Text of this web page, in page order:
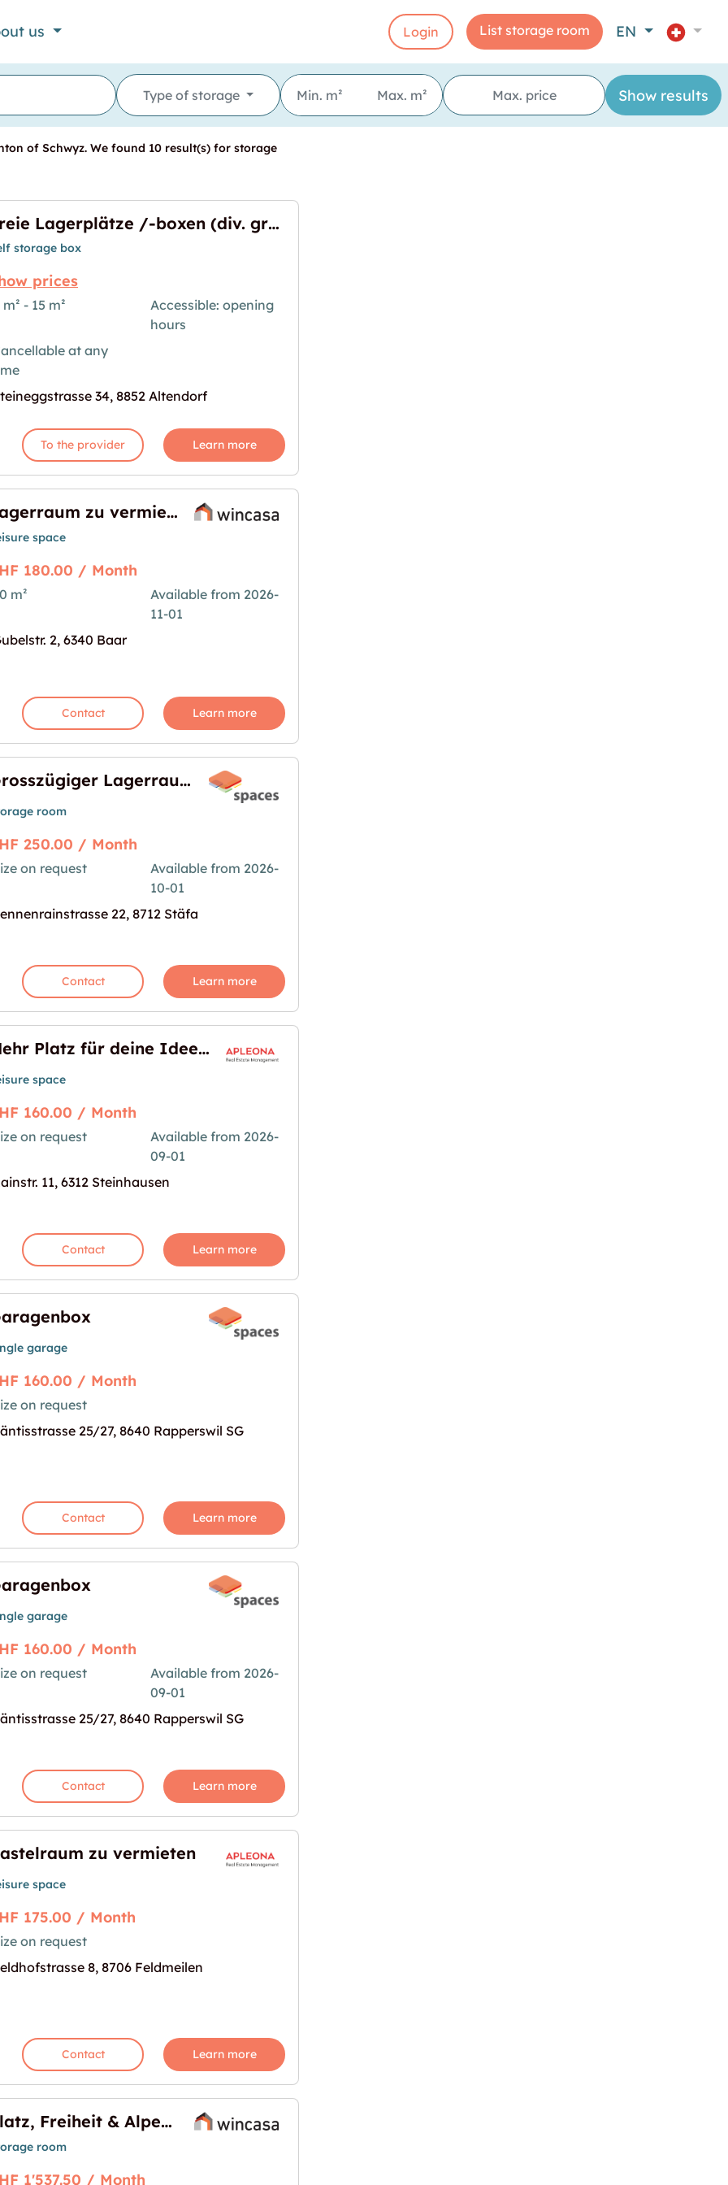
us Login List storage room EN
Type of storage
of Schwyz. We found 10 result(s) for storage
(div. grössen)"
for "Freie Lagerplätze /-boxen (div. grössen)"
Freie Lagerplätze /-boxen (div. grössen)
storage box
prices
- 15 m²
Accessible: opening
hours
at any
34, 8852 Altendorf
To the provider Learn more
for "Lagerraum zu vermieten"
Lagerraum zu vermieten
space
180.00 / Month
m²
Available from 2026-
11-01
2, 6340 Baar
Contact Learn more
- 8712 Stäfa"
for "Grosszügiger Lagerraum - 8712 Stäfa"
Grosszügiger Lagerraum - 8712 Stäfa
room
250.00 / Month
on request
Available from 2026-
10-01
22, 8712 Stäfa
Contact Learn more
for "Mehr Platz für deine Ideen!"
Mehr Platz für deine Ideen!
space
160.00 / Month
on request
Available from 2026-
09-01
11, 6312 Steinhausen
Contact Learn more
for "Garagenbox"
garage
160.00 / Month
on request
25/27, 8640 Rapperswil SG
Contact Learn more
for "Garagenbox"
garage
160.00 / Month
on request
Available from 2026-
09-01
25/27, 8640 Rapperswil SG
Contact Learn more
for "Bastelraum zu vermieten"
zu vermieten
space
175.00 / Month
on request
8, 8706 Feldmeilen
Contact Learn more
Platz, Freiheit & Alpenblick – Ihre neue Fläche in Glarus
room
1'537.50 / Month